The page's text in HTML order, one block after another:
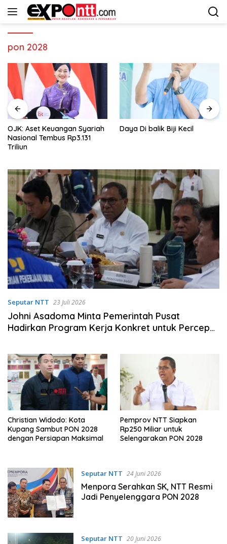
Langsung
pon 2028
Daya Di balik Biji Kecil
Muskot PBVSI Kota Kupang
Seputar NTT 23 Juli 2026
Johni Asadoma Minta Pemerintah Pusat
Hadirkan Program Kerja Konkret untuk Percepat
Christian Widodo: Kota
Kupang Sambut PON 2028
dengan Persiapan Maksimal
Pemprov NTT Siapkan
Rp250 Miliar untuk
Selengarakan PON 2028
Seputar NTT 24 Juni 2026
Menpora Serahkan SK, NTT Resmi
Jadi Penyelenggara PON 2028
Seputar NTT 20 Juni 2026